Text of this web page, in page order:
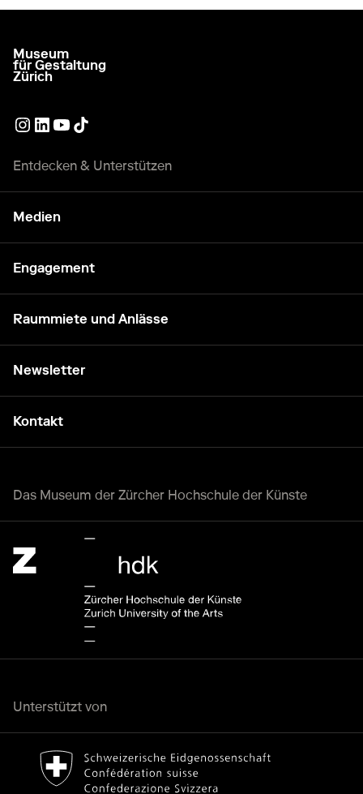
zur Startseite gehen
Museum
für Gestaltung
Zürich
Externer Link, wird in einem anderen Tab oder Fenster
Externer Link, wird in einem anderen Tab oder Fenster
Externer Link, wird in einem anderen Tab oder
Externer Link, wird in einem anderen Tab oder
Entdecken & Unterstützen
Medien
Engagement
Raummiete und Anlässe
Newsletter
Kontakt
Das Museum der Zürcher Hochschule der Künste
Unterstützt von